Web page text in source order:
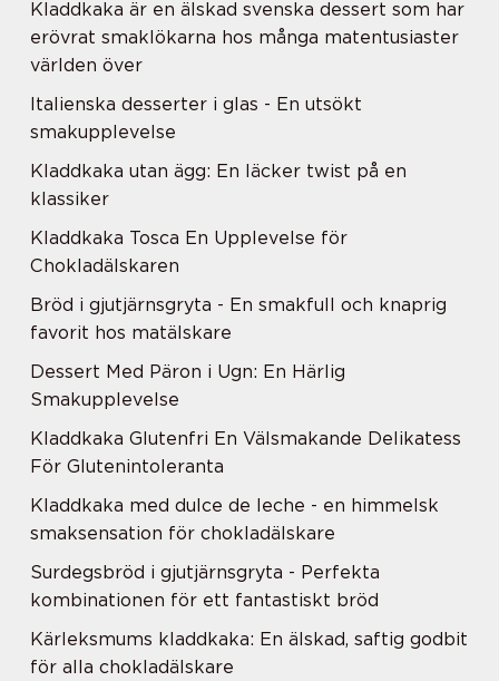
Kladdkaka är en älskad svenska dessert som har
erövrat smaklökarna hos många matentusiaster
världen över
Italienska desserter i glas - En utsökt
smakupplevelse
Kladdkaka utan ägg: En läcker twist på en
klassiker
Kladdkaka Tosca En Upplevelse för
Chokladälskaren
Bröd i gjutjärnsgryta - En smakfull och knaprig
favorit hos matälskare
Dessert Med Päron i Ugn: En Härlig
Smakupplevelse
Kladdkaka Glutenfri En Välsmakande Delikatess
För Glutenintoleranta
Kladdkaka med dulce de leche - en himmelsk
smaksensation för chokladälskare
Surdegsbröd i gjutjärnsgryta - Perfekta
kombinationen för ett fantastiskt bröd
Kärleksmums kladdkaka: En älskad, saftig godbit
för alla chokladälskare